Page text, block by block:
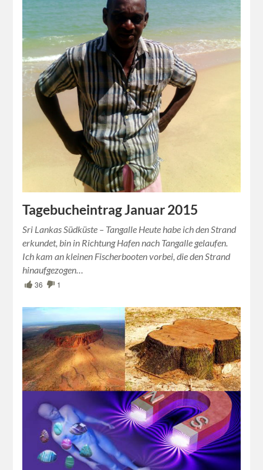
Tagebucheintrag Januar 2015
Sri Lankas Südküste – Tangalle Heute habe ich den Strand
erkundet, bin in Richtung Hafen nach Tangalle gelaufen.
Ich kam an kleinen Fischerbooten vorbei, die den Strand
hinaufgezogen…
36 1